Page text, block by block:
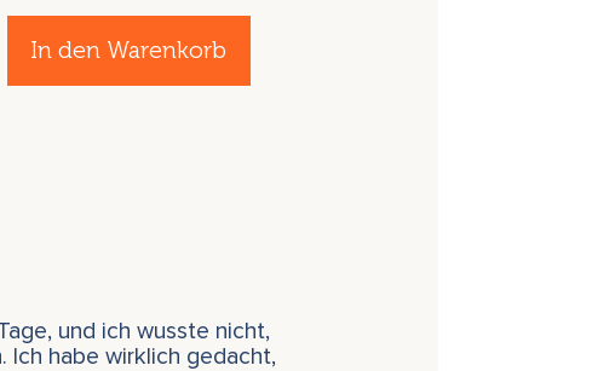
In den Warenkorb
und ich wusste nicht,
Ich habe wirklich gedacht,